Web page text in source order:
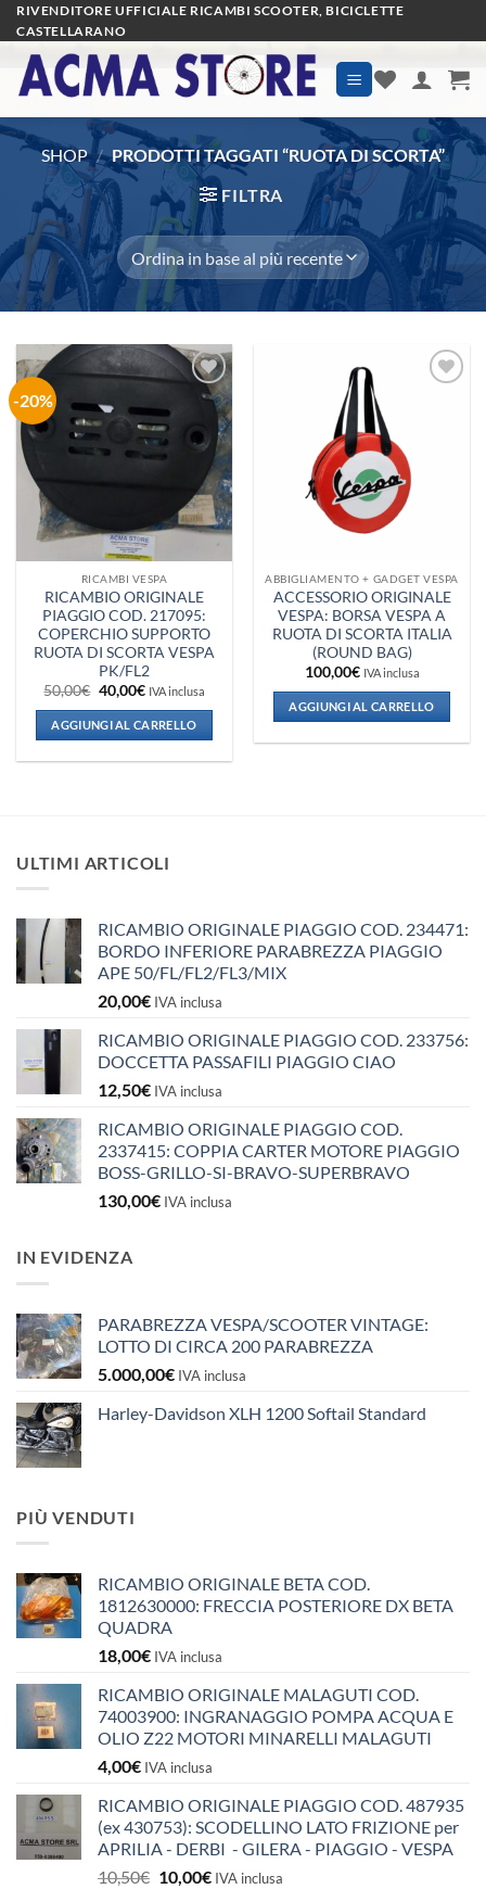
Salta
ai
contenuti
RIVENDITORE UFFICIALE RICAMBI SCOOTER, BICICLETTE
CASTELLARANO
SHOP / PRODOTTI TAGGATI “RUOTA DI SCORTA”
FILTRA
-20%
Aggiungi
alla lista
dei
desideri
RICAMBI VESPA
RICAMBIO ORIGINALE
PIAGGIO COD. 217095:
COPERCHIO SUPPORTO
RUOTA DI SCORTA VESPA
PK/FL2
50,00€ Il
prezzo
originale
era:
50,00€.
40,00€Il
attuale
è:
40,00€.
IVA inclusa
AGGIUNGI AL CARRELLO
ABBIGLIAMENTO + GADGET VESPA
ACCESSORIO ORIGINALE
VESPA: BORSA VESPA A
RUOTA DI SCORTA ITALIA
(ROUND BAG)
100,00€ IVA inclusa
AGGIUNGI AL CARRELLO
ULTIMI ARTICOLI
RICAMBIO ORIGINALE PIAGGIO COD. 234471:
BORDO INFERIORE PARABREZZA PIAGGIO
APE 50/FL/FL2/FL3/MIX
20,00€ IVA inclusa
RICAMBIO ORIGINALE PIAGGIO COD. 233756:
DOCCETTA PASSAFILI PIAGGIO CIAO
12,50€ IVA inclusa
RICAMBIO ORIGINALE PIAGGIO COD.
2337415: COPPIA CARTER MOTORE PIAGGIO
BOSS-GRILLO-SI-BRAVO-SUPERBRAVO
130,00€ IVA inclusa
IN EVIDENZA
PARABREZZA VESPA/SCOOTER VINTAGE:
LOTTO DI CIRCA 200 PARABREZZA
5.000,00€ IVA inclusa
Harley-Davidson XLH 1200 Softail Standard
PIÙ VENDUTI
RICAMBIO ORIGINALE BETA COD.
1812630000: FRECCIA POSTERIORE DX BETA
QUADRA
18,00€ IVA inclusa
RICAMBIO ORIGINALE MALAGUTI COD.
74003900: INGRANAGGIO POMPA ACQUA E
OLIO Z22 MOTORI MINARELLI MALAGUTI
4,00€ IVA inclusa
RICAMBIO ORIGINALE PIAGGIO COD. 487935
(ex 430753): SCODELLINO LATO FRIZIONE per
APRILIA - DERBI - GILERA - PIAGGIO - VESPA
10,50€ Il
10,00€IlIVA inclusa